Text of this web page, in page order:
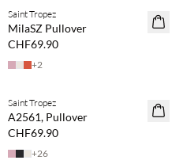
NEUHEITEN
Saint Tropez
MilaSZ Pullover
CHF69.90
+2
NEUHEITEN
Saint Tropez
A2561, Pullover
CHF69.90
+26